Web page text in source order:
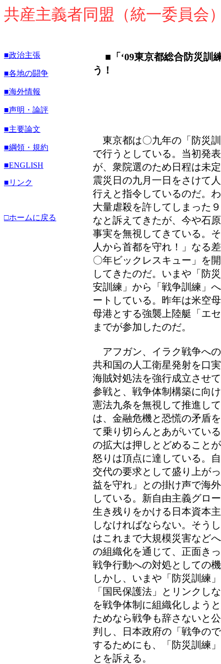
共産主義者同盟（統一委員会
■政治主張
■各地の闘争
■海外情報
■声明・論評
■主要論文
■綱領・規約
■ENGLISH
■リンク
□ホームに戻る
■「‘09東京都総合防災訓
う！
東京都は〇九年の「防災
で行うとしている。当初発
が、衆院選のため日程は未
震災日の九月一日をさけて
行えと指令しているのだ。
大量虐殺を許してしまった
なと訴えてきたが、今や石
事実を無視してきている。
人から首都を守れ！」なる
〇年ビックレスキュー」を
してきたのだ。いまや「防
安訓練」から「戦争訓練」
ートしている。昨年は米空
母港とする強襲上陸艇「エ
までが参加したのだ。
アフガン、イラク戦争へ
共和国の人工衛星発射を口
海賊対処法を強行成立させ
参戦と、戦争体制構築に向
憲法九条を無視して推進し
は、金融危機と恐慌の矛盾
て乗り切らんとあがいてい
の拡大は押しとどめること
怒りは頂点に達している。
交代の要求として盛り上が
益を守れ」との掛け声で海
している。新自由主義グロ
生き残りをかける日本資本
しなければならない。そう
はこれまで大規模災害など
の組織化を通じて、正面き
戦争行動への対処としての
しかし、いまや「防災訓練
「国民保護法」とリンクし
を戦争体制に組織化しよう
ためなら戦争も辞さないと
判し、日本政府の「戦争の
するためにも、「防災訓練
とを訴える。